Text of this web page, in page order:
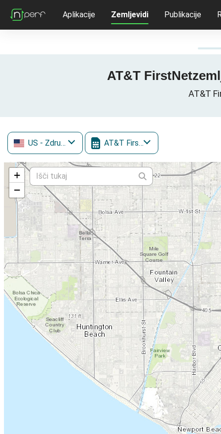
Aplikacije Zemljevidi Publikacije
AT&T
AT&T
US - Združene države Amerike AT&T FirstNet
+
−